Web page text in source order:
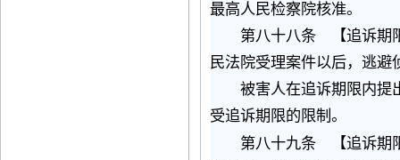
最高人民检察院核准。
第八十八条 【追诉期限
民法院受理案件以后，逃避
被害人在追诉期限内提出
受追诉期限的限制。
第八十九条 【追诉期限